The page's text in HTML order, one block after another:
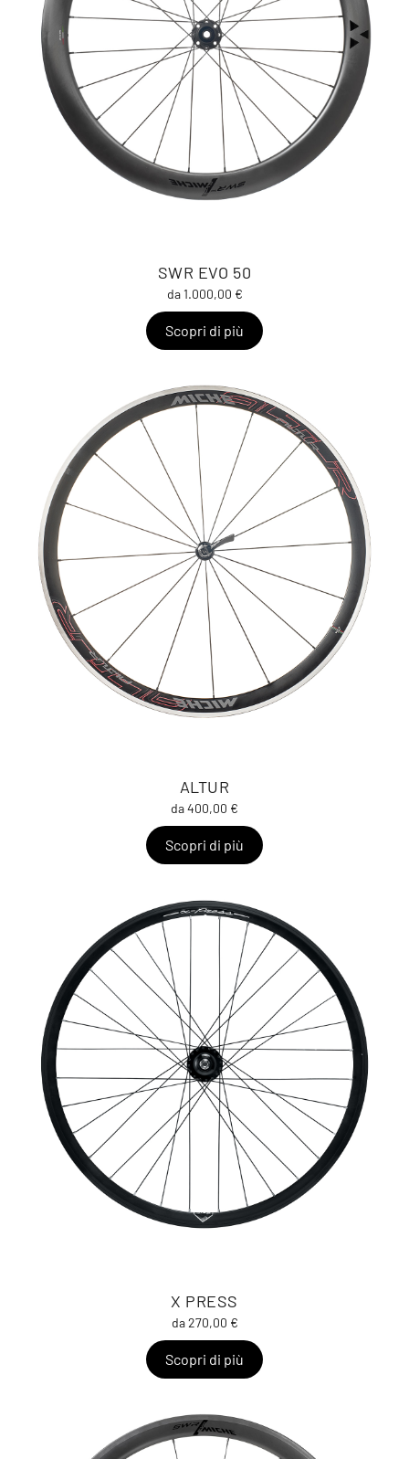
SWR EVO 50
da 1.000,00 €
Scopri di più
ALTUR
da 400,00 €
Scopri di più
X PRESS
da 270,00 €
Scopri di più